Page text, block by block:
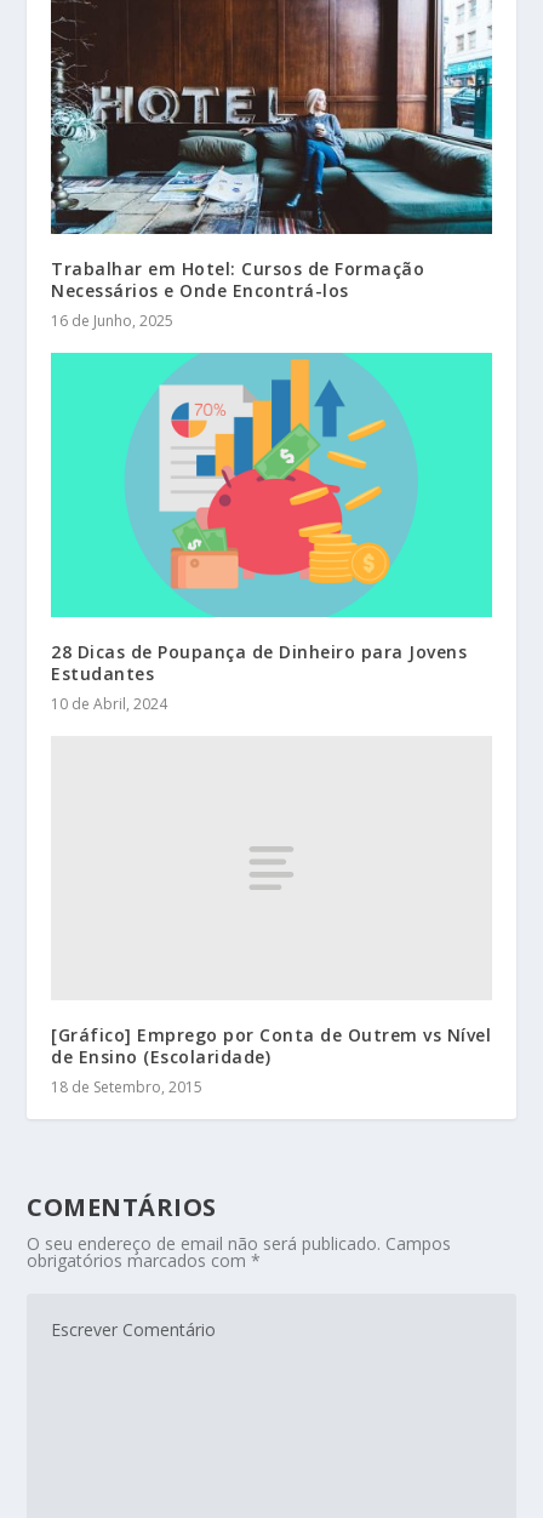
Trabalhar em Hotel: Cursos de Formação
Necessários e Onde Encontrá-los
16 de Junho, 2025
28 Dicas de Poupança de Dinheiro para Jovens
Estudantes
10 de Abril, 2024
[Gráfico] Emprego por Conta de Outrem vs Nível
de Ensino (Escolaridade)
18 de Setembro, 2015
COMENTÁRIOS
O seu endereço de email não será publicado. Campos
obrigatórios marcados com*